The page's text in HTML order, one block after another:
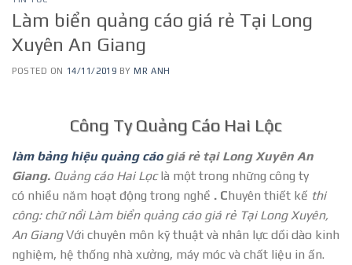
Làm biển quảng cáo giá rẻ Tại Long
Xuyên An Giang
POSTED ON 14/11/2019 BY MR ANH
Công Ty Quảng Cáo Hai Lộc
làm bảng hiệu quảng cáogiá rẻ tại Long Xuyên An
Giang. Quảng cáo Hai Lọclà một trong những công ty
có nhiều năm hoạt động trong nghề . Chuyên thiết kế thi
công: chữ nổi Làm biển quảng cáo giá rẻ Tại Long Xuyên,
An GiangVới chuyên môn kỹ thuật và nhân lực dồi dào kinh
nghiệm, hệ thống nhà xưởng, máy móc và chất liệu in ấn.